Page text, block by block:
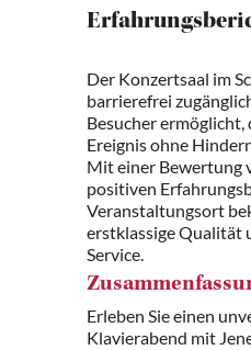
Der Konzertsaal im
barrierefrei
Besucher ermöglicht,
Ereignis ohne
Mit einer Bewertung
positiven
Veranstaltungsort
erstklassige Qualität
Service.
Erleben Sie einen
Klavierabend mit